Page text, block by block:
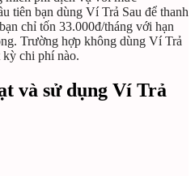
tiên bạn dùng Ví Trả Sau để thanh
chỉ tốn 33.000đ/tháng với hạn
Trường hợp không dùng Ví Trả
kỳ chi phí nào.
và sử dụng Ví Trả